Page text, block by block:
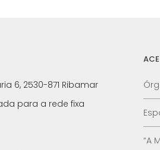
6, 2530-871 Ribamar
para a rede fixa
“A